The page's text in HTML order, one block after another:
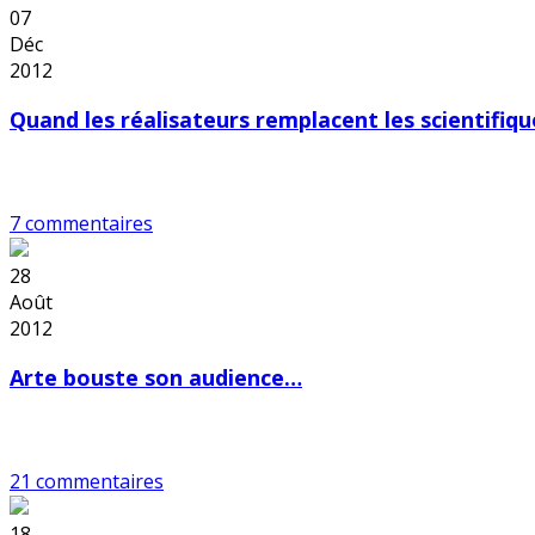
07
Déc
2012
Quand les réalisateurs remplacent les
7 commentaires
28
Août
2012
Arte bouste son audience…
21 commentaires